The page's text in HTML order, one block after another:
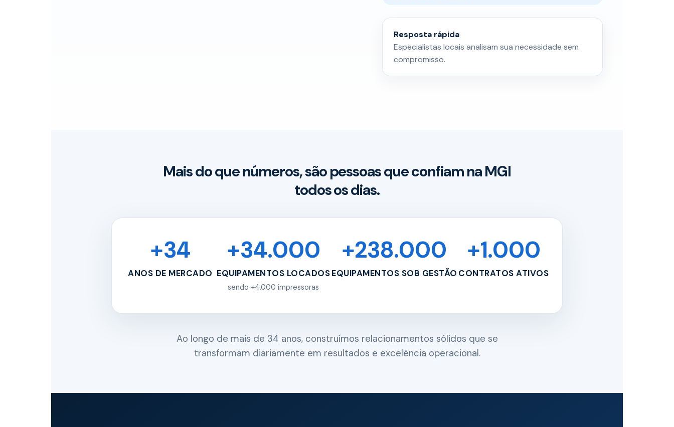
Resposta rápida
Especialistas locais analisam sua necessidade sem
compromisso.
Mais do que números, são pessoas que confiam na MGI
todos os dias.
+34
ANOS DE MERCADO
+34.000
EQUIPAMENTOS LOCADOS
sendo +4.000 impressoras
+238.000
EQUIPAMENTOS SOB GESTÃO
+1.000
CONTRATOS ATIVOS
Ao longo de mais de 34 anos, construímos relacionamentos sólidos que se
transformam diariamente em resultados e excelência operacional.